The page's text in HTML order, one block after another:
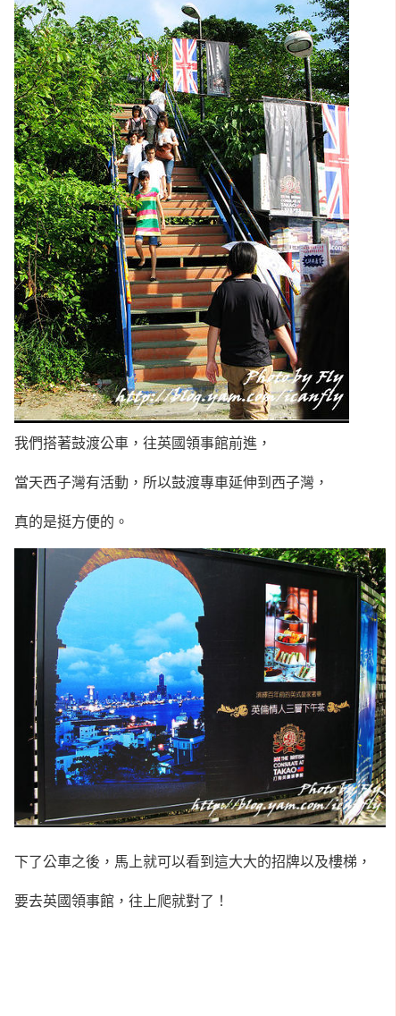
我們搭著鼓渡公車，往英國領事館前進，
當天西子灣有活動，所以鼓渡專車延伸到西子灣，
真的是挺方便的。
下了公車之後，馬上就可以看到這大大的招牌以及樓梯，
要去英國領事館，往上爬就對了！